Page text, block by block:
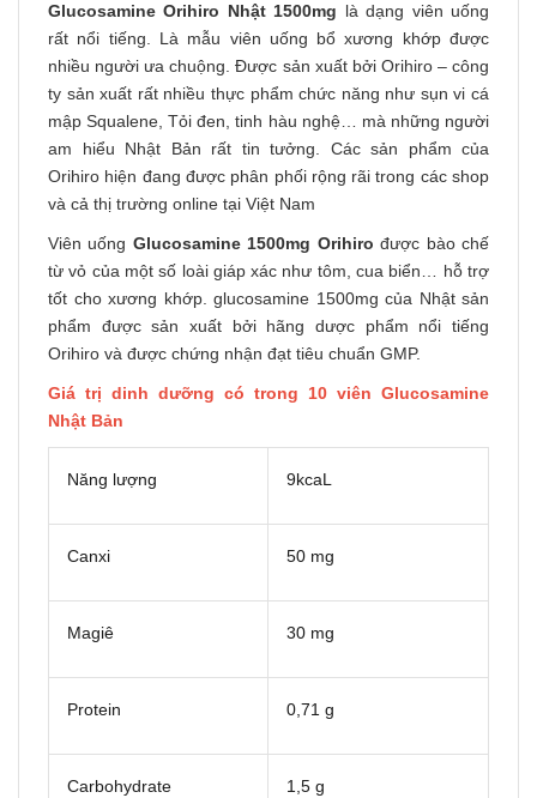
Glucosamine Orihiro Nhật 1500mg là dạng viên uống
rất nổi tiếng. Là mẫu viên uống bổ xương khớp được
nhiều người ưa chuộng. Được sản xuất bởi Orihiro – công
ty sản xuất rất nhiều thực phẩm chức năng như sụn vi cá
mập Squalene, Tỏi đen, tinh hàu nghệ… mà những người
am hiểu Nhật Bản rất tin tưởng. Các sản phẩm của
Orihiro hiện đang được phân phối rộng rãi trong các shop
và cả thị trường online tại Việt Nam
Viên uống Glucosamine 1500mg Orihiro được bào chế
từ vỏ của một số loài giáp xác như tôm, cua biển… hỗ trợ
tốt cho xương khớp. glucosamine 1500mg của Nhật sản
phẩm được sản xuất bởi hãng dược phẩm nổi tiếng
Orihiro và được chứng nhận đạt tiêu chuẩn GMP.
Giá trị dinh dưỡng có trong 10 viên Glucosamine
Nhật Bản
Năng lượng 9kcaL
Canxi 50 mg
Magiê 30 mg
Protein 0,71 g
Carbohydrate 1,5 g